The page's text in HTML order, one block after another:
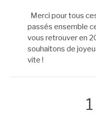
Merci pour tous
passés ensemble
vous retrouver en
souhaitons de
vite !
1